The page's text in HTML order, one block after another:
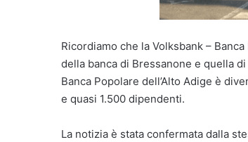
Ricordiamo che la Volksbank –
della banca di Bressanone e quella
Banca Popolare dell’Alto Adige è
e quasi 1.500 dipendenti.
La notizia è stata confermata dalla